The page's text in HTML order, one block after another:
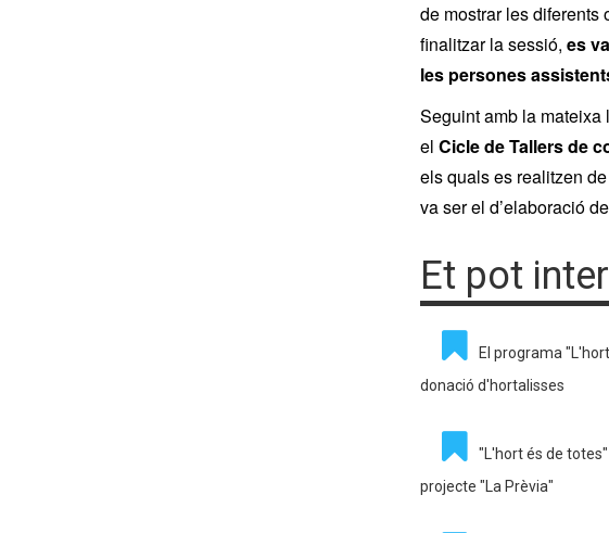
de mostrar les
finalitzar la sessió, es
les persones
Seguint amb la
el Cicle de Tallers de
els quals es realitzen
va ser el d’elaboració
Et pot
El programa
donació d'hortalisses
"L'hort és de
projecte "La Prèvia"